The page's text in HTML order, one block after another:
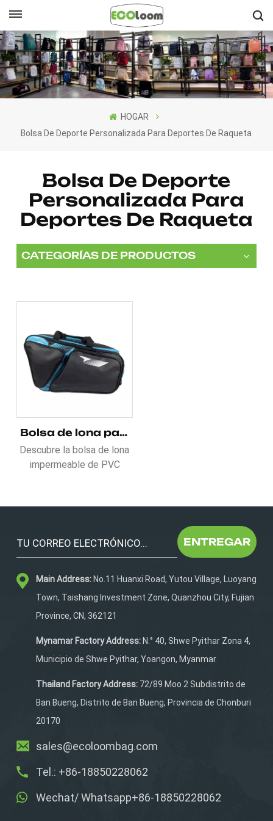
English
Français
Deutsch
Nederlands
HOGAR
Bolsa De Deporte Personalizada Para Deportes De Raqueta
Bolsa De Deporte
Personalizada Para
Deportes De Raqueta
CATEGORÍAS DE PRODUCTOS
Bolsa de lona para raqueta de PVC resistente al agua y personalizada
Descubre la bolsa de lona
impermeable de PVC
para guardar tus cosas
PVC resistente al agua,
Las correas de hombro
reversibles ofrecen
flexibilidad de transporte,
múltiples
compartimentos,
antirrobo oculto,
mantienen tus artículos
ofrece mayor comodidad,
personalizada a color y
única.
ENTREGAR
Main Address:No.11 Huanxi Road, Yutou Village, Luoyang
Town, Taishang Investment Zone, Quanzhou City, Fujian
Province, CN, 362121
Mynamar Factory Address:N.° 40, Shwe Pyithar Zona 4,
Municipio de Shwe Pyithar, Yoangon, Myanmar
Thailand Factory Address:72/89 Moo 2 Subdistrito de
Ban Bueng, Distrito de Ban Bueng, Provincia de Chonburi
20170
sales@ecoloombag.com
Tel.: +86-18850228062
Wechat/ Whatsapp+86-18850228062